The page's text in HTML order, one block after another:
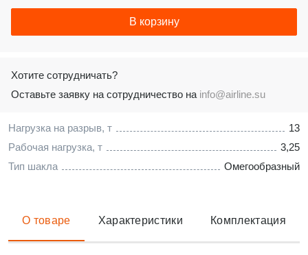
Нагрузка на разрыв, т
13
Рабочая нагрузка, т
3,25
Тип шакла
Омегообразный
В корзину
Хотите сотрудничать?
Оставьте заявку на сотрудничество на info@airline.su
О товаре Характеристики Комплектация